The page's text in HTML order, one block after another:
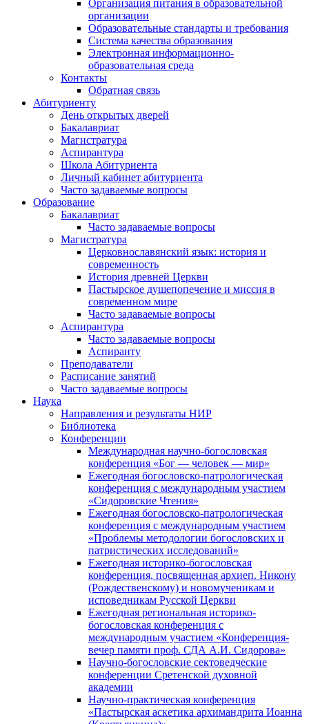
Организация питания в образовательной
организации
Образовательные стандарты и требования
Система качества образования
Электронная информационно-
образовательная среда
Контакты
Обратная связь
Абитуриенту
День открытых дверей
Бакалавриат
Магистратура
Аспирантура
Школа Абитуриента
Личный кабинет абитуриента
Часто задаваемые вопросы
Образование
Бакалавриат
Часто задаваемые вопросы
Магистратура
Церковнославянский язык: история и
современность
История древней Церкви
Пастырское душепопечение и миссия в
современном мире
Часто задаваемые вопросы
Аспирантура
Часто задаваемые вопросы
Аспиранту
Преподаватели
Расписание занятий
Часто задаваемые вопросы
Наука
Направления и результаты НИР
Библиотека
Конференции
Международная научно-богословская
конференция «Бог — человек — мир»
Ежегодная богословско-патрологическая
конференция с международным участием
«Сидоровские Чтения»
Ежегодная богословско-патрологическая
конференция с международным участием
«Проблемы методологии богословских и
патристических исследований»
Ежегодная историко-богословская
конференция, посвященная архиеп. Никону
(Рождественскому) и новомученикам и
исповедникам Русской Церкви
Ежегодная региональная историко-
богословская конференция с
международным участием «Конференция-
вечер памяти проф. СДА А.И. Сидорова»
Научно-богословские сектоведческие
конференции Сретенской духовной
академии
Научно-практическая конференция
«Пастырская аскетика архимандрита Иоанна